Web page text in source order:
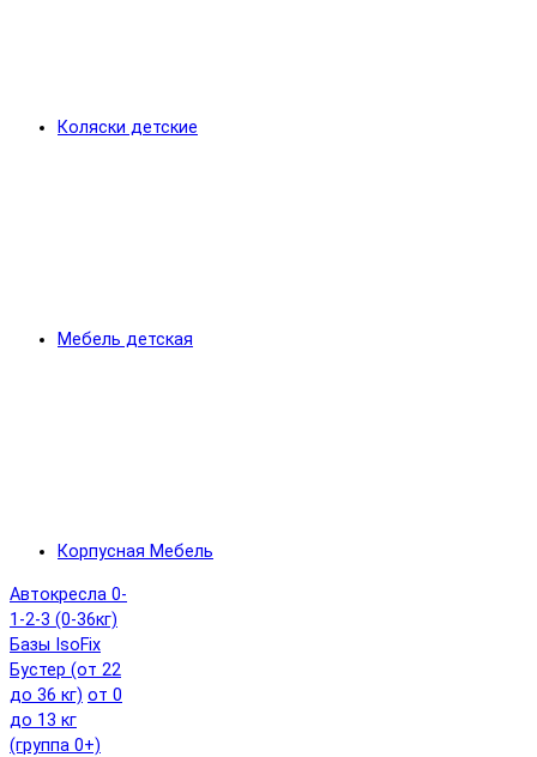
Коляски детские
Мебель детская
Корпусная Мебель
Автокресла 0-
1-2-3 (0-36кг)
Базы IsoFix
Бустер (от 22
до 36 кг) от 0
до 13 кг
(группа 0+)